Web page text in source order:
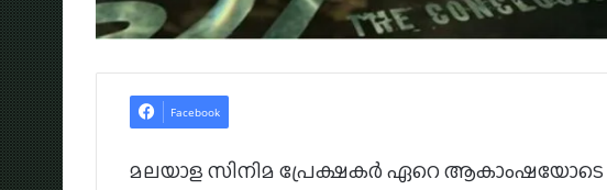
Facebook
മലയാള സിനിമ പ്രേക്ഷകർ ഏറെ